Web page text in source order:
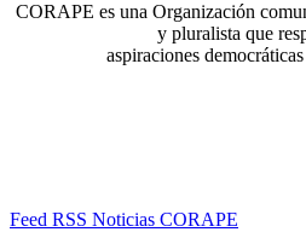
CORAPE es una Organización
y pluralista que
aspiraciones
Feed RSS Noticias CORAPE